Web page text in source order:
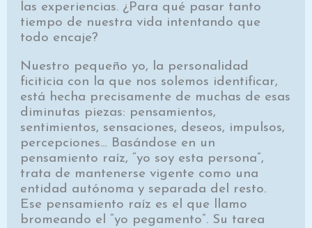
las experiencias. ¿Para qué pasar tanto
tiempo de nuestra vida intentando que
todo encaje?
Nuestro pequeño yo, la personalidad
ficiticia con la que nos solemos identificar,
está hecha precisamente de muchas de esas
diminutas piezas: pensamientos,
sentimientos, sensaciones, deseos, impulsos,
percepciones… Basándose en un
pensamiento raíz, “yo soy esta persona”,
trata de mantenerse vigente como una
entidad autónoma y separada del resto.
Ese pensamiento raíz es el que llamo
bromeando el “yo pegamento”. Su tarea